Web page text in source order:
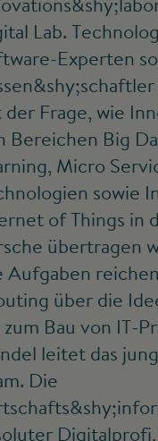
Lab.
Experten
Frage, wie
Bereichen Big
Micro
sowie
of Things in
übertragen
Aufgaben
über die
Bau von IT-
leitet das
Die